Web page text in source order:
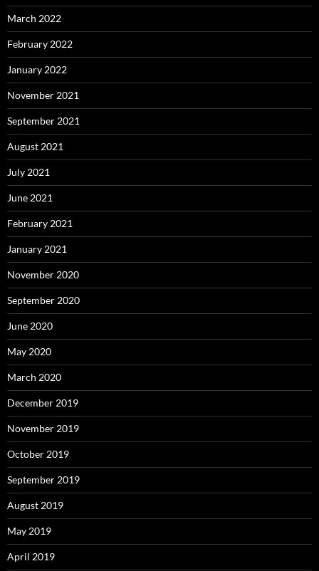
March 2022
February 2022
January 2022
November 2021
September 2021
August 2021
July 2021
June 2021
February 2021
January 2021
November 2020
September 2020
June 2020
May 2020
March 2020
December 2019
November 2019
October 2019
September 2019
August 2019
May 2019
April 2019